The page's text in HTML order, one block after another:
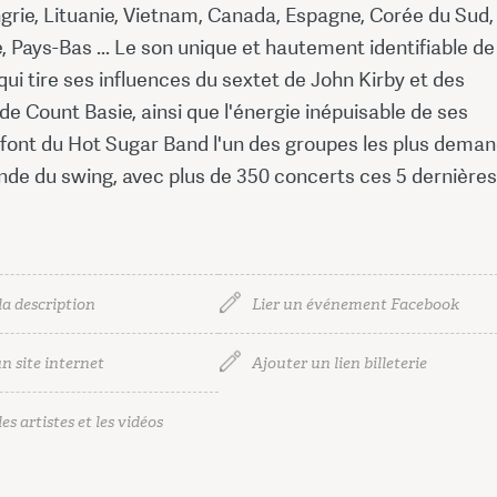
Lituanie, Vietnam, Canada, Espagne, Corée du Sud,
Pays-Bas ... Le son unique et hautement identifiable
tire ses influences du sextet de John Kirby et des
Count Basie, ainsi que l'énergie inépuisable de ses
du Hot Sugar Band l'un des groupes les plus
du swing, avec plus de 350 concerts ces 5 dernières
description Lier un événement Facebook
site internet Ajouter un lien billeterie
artistes et les vidéos